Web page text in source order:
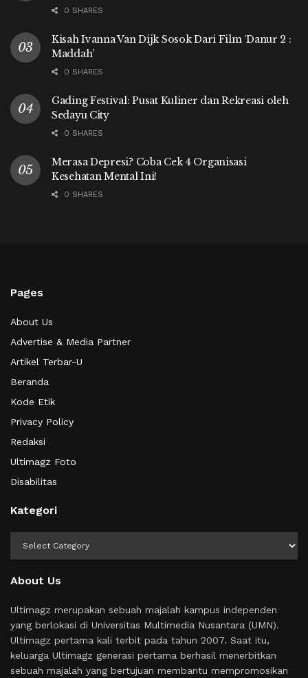
0 SHARES
Kisah Ivanna Van Dijk Sosok Dari Film ‘Danur 2 :
Maddah’
0 SHARES
Gading Festival: Pusat Kuliner dan Rekreasi oleh
Sedayu City
0 SHARES
Merasa Depresi? Coba Cek 4 Organisasi
Kesehatan Mental Ini!
0 SHARES
Pages
About Us
Advertise & Media Partner
Artikel Terbar-U
Beranda
Kode Etik
Privacy Policy
Redaksi
Ultimagz Foto
Disabilitas
Kategori
About Us
Ultimagz merupakan sebuah majalah kampus independen
yang berlokasi di Universitas Multimedia Nusantara (UMN).
Ultimagz pertama kali terbit pada tahun 2007. Saat itu,
keluarga Ultimagz generasi pertama berhasil menerbitkan
sebuah majalah yang bertujuan membantu mempromosikan